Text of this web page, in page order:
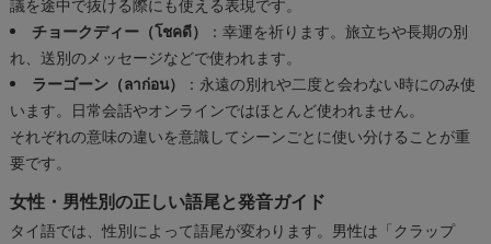
議を途中で抜ける際にも使える表現です。
チョークディー（โชคดี）
：幸運を祈ります。旅立ちや長期の別
れ、送別のメッセージなどで使われます。
ラーゴーン（ลาก่อน）
：永遠の別れや二度と会わない時にのみ使
います。日常会話やオンラインではほとんど使われません。
それぞれの意味の違いを意識してシーンごとに使い分けることが重
要です。
女性・男性別の正しい語尾と発音ガイド
タイ語では、性別によって語尾が変わります。男性は「クラップ